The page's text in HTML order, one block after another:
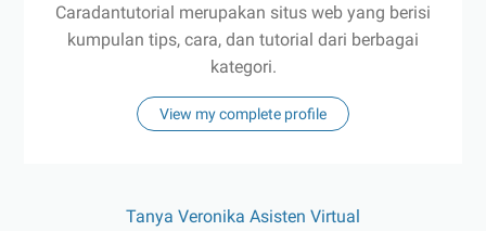
Caradantutorial merupakan situs web yang berisi
kumpulan tips, cara, dan tutorial dari berbagai
kategori.
View my complete profile
Tanya Veronika Asisten Virtual